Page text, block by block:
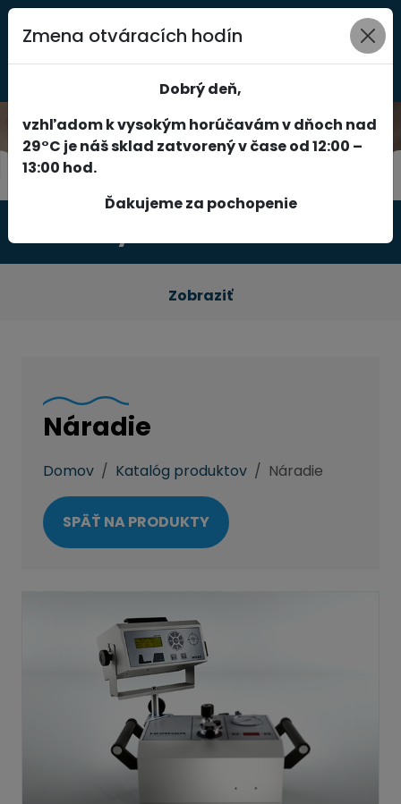
0
Zobraziť
Náradie
Domov Katalóg produktov Náradie
SPÄŤ NA PRODUKTY
Zmena otváracích hodín
Dobrý deň,
vzhľadom k vysokým horúčavám v dňoch nad
29°C je náš sklad zatvorený v čase od 12:00 –
13:00 hod.
Ďakujeme za pochopenie